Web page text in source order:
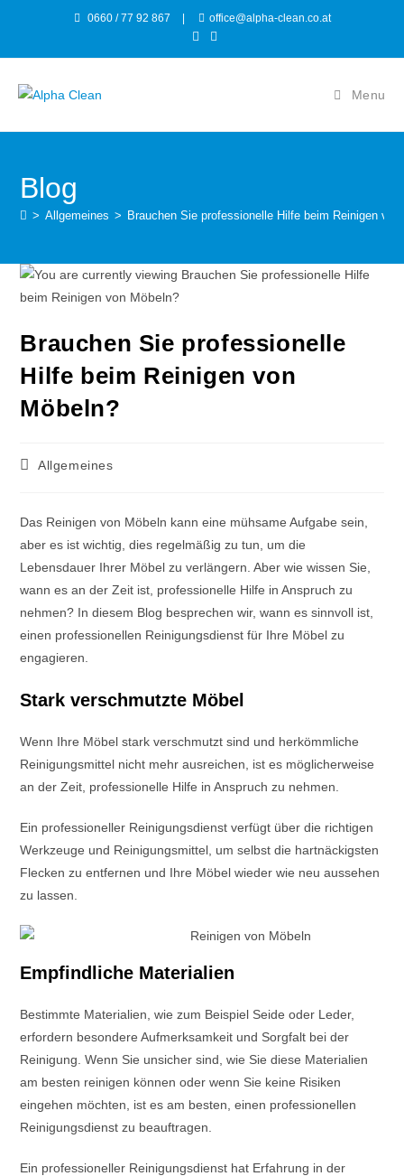
0660 / 77 92 867 office@alpha-clean.co.at
Menu
Blog
> Allgemeines > Brauchen Sie professionelle Hilfe beim Reinigen von
Brauchen Sie professionelle
Hilfe beim Reinigen von
Möbeln?
Allgemeines
Das Reinigen von Möbeln kann eine mühsame Aufgabe sein,
aber es ist wichtig, dies regelmäßig zu tun, um die
Lebensdauer Ihrer Möbel zu verlängern. Aber wie wissen Sie,
wann es an der Zeit ist, professionelle Hilfe in Anspruch zu
nehmen? In diesem Blog besprechen wir, wann es sinnvoll ist,
einen professionellen Reinigungsdienst für Ihre Möbel zu
engagieren.
Stark verschmutzte Möbel
Wenn Ihre Möbel stark verschmutzt sind und herkömmliche
Reinigungsmittel nicht mehr ausreichen, ist es möglicherweise
an der Zeit, professionelle Hilfe in Anspruch zu nehmen.
Ein professioneller Reinigungsdienst verfügt über die richtigen
Werkzeuge und Reinigungsmittel, um selbst die hartnäckigsten
Flecken zu entfernen und Ihre Möbel wieder wie neu aussehen
zu lassen.
Empfindliche Materialien
Bestimmte Materialien, wie zum Beispiel Seide oder Leder,
erfordern besondere Aufmerksamkeit und Sorgfalt bei der
Reinigung. Wenn Sie unsicher sind, wie Sie diese Materialien
am besten reinigen können oder wenn Sie keine Risiken
eingehen möchten, ist es am besten, einen professionellen
Reinigungsdienst zu beauftragen.
Ein professioneller Reinigungsdienst hat Erfahrung in der